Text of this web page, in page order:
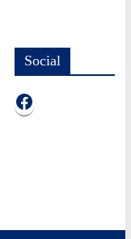
Social
TB auf Facebook